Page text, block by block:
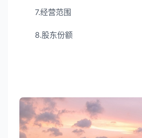
7.经营范围
8.股东份额